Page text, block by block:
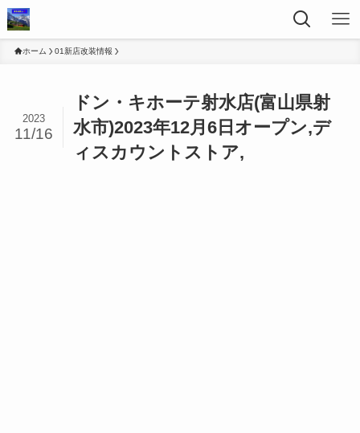
ホーム 01新店改装情報
ドン・キホーテ射水店(富山県射
水市)2023年12月6日オープン,デ
ィスカウントストア,
2023
11/16